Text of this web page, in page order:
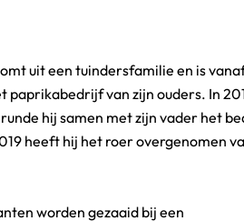
uit een tuindersfamilie en is
paprikabedrijf van zijn ouders. In
hij samen met zijn vader het
heeft hij het roer overgenomen
op ruim 8,6 hectare rode
ook een bedrijf in
worden gezaaid bij een